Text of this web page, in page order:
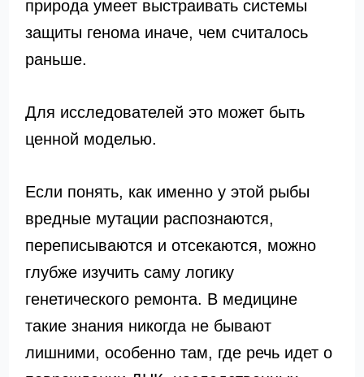
природа умеет выстраивать системы
защиты генома иначе, чем считалось
раньше.
Для исследователей это может быть
ценной моделью.
Если понять, как именно у этой рыбы
вредные мутации распознаются,
переписываются и отсекаются, можно
глубже изучить саму логику
генетического ремонта. В медицине
такие знания никогда не бывают
лишними, особенно там, где речь идет о